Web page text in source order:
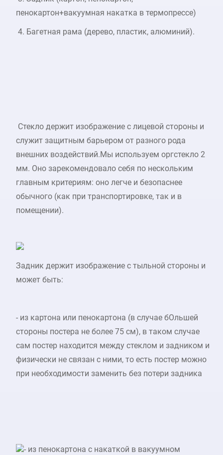
пенокартон+вакуумная накатка в термопрессе)
4. Багетная рама (дерево, пластик, алюминий).
Стекло держит изображение с лицевой стороны и
служит защитным барьером от разного рода
внешних воздействий.Мы используем оргстекло 2
мм. Оно зарекомендовало себя по нескольким
главным критериям: оно легче и безопаснее
обычного (как при транспортировке, так и в
помещении).
Задник держит изображение с тыльной стороны и
может быть:
- из картона или пенокартона (в случае бОльшей
стороны постера не более 75 см), в таком случае
сам постер находится между стеклом и задником и
физически не связан с ними, то есть постер можно
при необходимости заменить без потери задника
- из пенокартона с накаткой в вакуумном